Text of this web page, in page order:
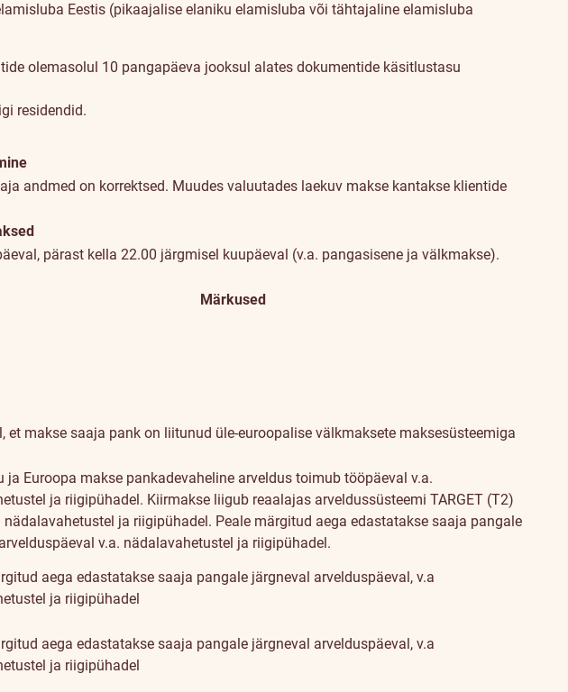
Eestis (pikaajalise elaniku elamisluba või tähtajaline elamisluba
olemasolul 10 pangapäeva jooksul alates dokumentide käsitlustasu
residendid.
andmed on korrektsed. Muudes valuutades laekuv makse kantakse klientide
pärast kella 22.00 järgmisel kuupäeval (v.a. pangasisene ja välkmakse).
Märkused
et makse saaja pank on liitunud üle-euroopalise välkmaksete maksesüsteemiga
ja Euroopa makse pankadevaheline arveldus toimub tööpäeval v.a.
ja riigipühadel. Kiirmakse liigub reaalajas arveldussüsteemi TARGET (T2)
nädalavahetustel ja riigipühadel. Peale märgitud aega edastatakse saaja pangale
v.a. nädalavahetustel ja riigipühadel.
aega edastatakse saaja pangale järgneval arvelduspäeval, v.a
ja riigipühadel
aega edastatakse saaja pangale järgneval arvelduspäeval, v.a
ja riigipühadel